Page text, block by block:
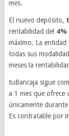
mes.
El nuevo depósito,
rentabilidad del 4%
máximo. La entidad
todas sus
meses la
tuBancaja sigue
a 1 mes que ofrece
únicamente
Es contratable por